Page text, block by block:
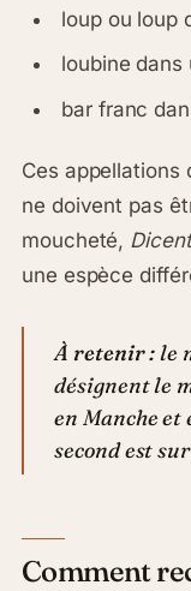
loup ou loup
loubine dans
bar franc
Ces appellations
ne doivent pas
moucheté,
une espèce
À retenir :le
désignent le
en Manche
second est
Comment